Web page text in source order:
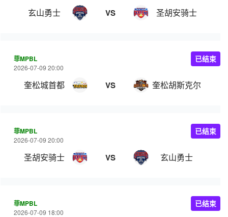
玄山勇士 VS 圣胡安骑士
菲MPBL
2026-07-09 20:00
奎松城首都 VS 奎松胡斯克尔
已结束
菲MPBL
2026-07-09 20:00
圣胡安骑士 VS 玄山勇士
已结束
菲MPBL
2026-07-09 18:00
已结束